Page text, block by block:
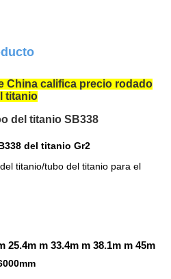
China califica precio rodado
titanio
del titanio SB338
del titanio Gr2
titanio/tubo del titanio para el
25.4m m 33.4m m 38.1m m 45m